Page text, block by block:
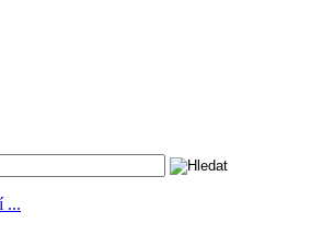
...